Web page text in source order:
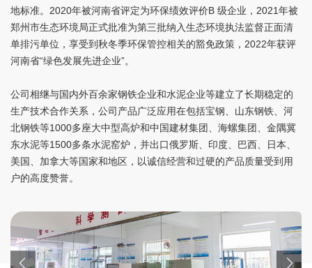
地标准。2020年被河南省评定为环保绩效评价B 级企业，2021年被
郑州市生态环境局正式批准为第三批纳入生态环境执法监督正面清
单排污单位，享受到秋冬季环保管控相关的豁免政策，2022年获评
河南省“绿色发展先进企业”。
公司相继与国内外百余家钢铁企业和水泥企业等建立了长期稳定的
生产技术合作关系，公司产品广泛应用在包括宝钢、山东钢铁、河
北钢铁等1000多座大中型高炉和中国建材集团、海螺集团、金隅冀
东水泥等1500多条水泥窑炉，并出口俄罗斯、印度、巴西、日本、
美国、加拿大等国家和地区，以诚信经营和过硬的产品质量受到用
户的高度赞誉。